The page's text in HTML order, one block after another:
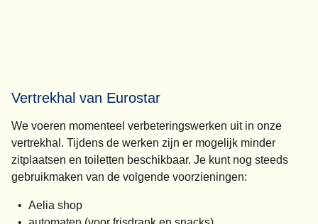
Vertrekhal van Eurostar
We voeren momenteel verbeteringswerken uit in onze
vertrekhal. Tijdens de werken zijn er mogelijk minder
zitplaatsen en toiletten beschikbaar. Je kunt nog steeds
gebruikmaken van de volgende voorzieningen:
Aelia shop